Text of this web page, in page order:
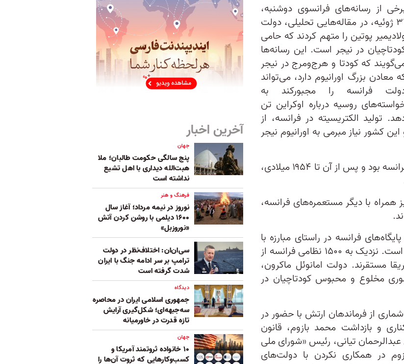
از رسانه‌های فرانسوی دوشنبه،
۳۱ ژوئیه، در مقاله‌هایی تحلیلی، دولت
پوتین را متهم‌ کردند که حامی
در نیجر است. این رسانه‌ها
که کودتا و هرج‌ومرج در نیجر
معادن بزرگ اورانیوم دارد، می‌تواند
فرانسه را مجبورکند به
روسیه درباره اوکراین تن
تولید الکتریسیته در فرانسه، از
کشور نیاز مبرمی به اورانیوم نیجر
نیجر تا اوایل قرن بیستم میلادی مستعمره فرانسه بود و پس از آن تا ۱۹۵۴ میلادی،
همراه با دیگر مستعمره‌های فرانسه،
فرانسه در راستای مبارزه با
اسلامگرایان افراطی در قاره آفریقا بدل شده‌ است. نزدیک به ۱۵۰۰ نظامی فرانسه از
مستقرند. دولت امانوئل ماکرون،
مخلوع و محبوس کودتاچیان در
از فرماندهان ارتش با حضور در
و بازداشت محمد بازوم، قانون
تیانی، رئیس‌ «شورای ملی
در همکاری نکردن با دولت‌های
آخرین اخبار
جهان
پنج‌ سالگی حکومت طالبان؛ ملا
هبت‌الله دیداری با اهل تشیع
نداشته است
فرهنگ و هنر
نوروز در نیمه مرداد؛ آغاز سال
۱۶۰۰ دیلمی با روشن کردن آتش
«نوروزبل»
سی‌ان‌ان: اختلاف‌نظر در دولت
ترامپ بر سر ادامه جنگ با ایران
شدت گرفته است
دیدگاه
جمهوری اسلامی ایران در محاصره
سه‌جبهه‌ای؛ شکل‌گیری آرایش
تازه قدرت در خاورمیانه
جهان
۱۰ خانواده ثروتمند آمریکا و
کسب‌وکارهایی که ثروت آن‌ها را